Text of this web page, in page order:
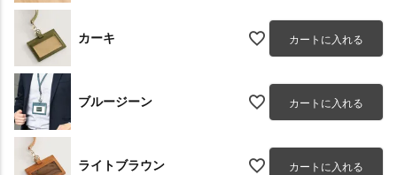
カーキ カートに入れる
ブルージーン カートに入れる
ライトブラウン カートに入れる